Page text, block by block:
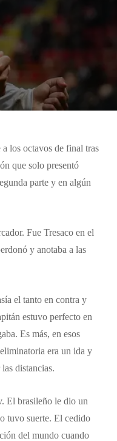
los octavos de final tras
que solo presentó
parte y en algún
Fue Tresaco en el
y anotaba a las
el tanto en contra y
estuvo perfecto en
Es más, en esos
era un ida y
distancias.
El brasileño le dio un
tuvo suerte. El cedido
del mundo cuando